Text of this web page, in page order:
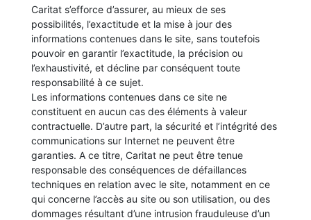
Caritat s’efforce d’assurer, au mieux de ses
possibilités, l’exactitude et la mise à jour des
informations contenues dans le site, sans toutefois
pouvoir en garantir l’exactitude, la précision ou
l’exhaustivité, et décline par conséquent toute
responsabilité à ce sujet.
Les informations contenues dans ce site ne
constituent en aucun cas des éléments à valeur
contractuelle. D’autre part, la sécurité et l’intégrité des
communications sur Internet ne peuvent être
garanties. A ce titre, Caritat ne peut être tenue
responsable des conséquences de défaillances
techniques en relation avec le site, notamment en ce
qui concerne l’accès au site ou son utilisation, ou des
dommages résultant d’une intrusion frauduleuse d’un